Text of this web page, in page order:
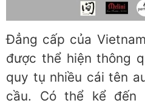
Đẳng cấp của
được thể hiện thông
quy tụ nhiều cái tên
cầu. Có thể kể đến